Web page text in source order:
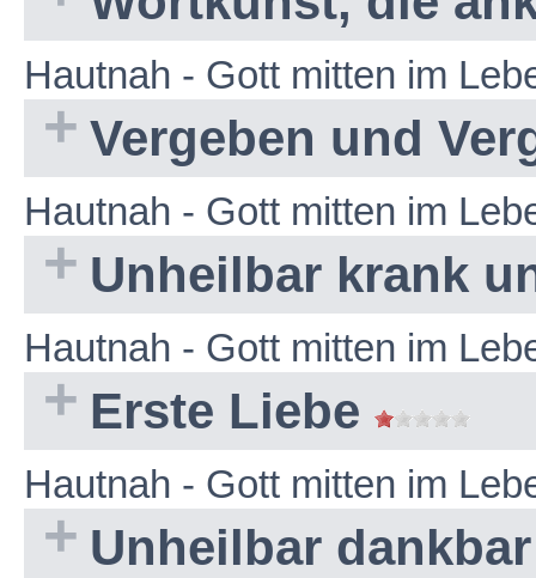
Hautnah - Gott mitten im
Vergeben und
Hautnah - Gott mitten im
Unheilbar krank
Hautnah - Gott mitten im
Erste Liebe
Hautnah - Gott mitten im
Unheilbar dankbar